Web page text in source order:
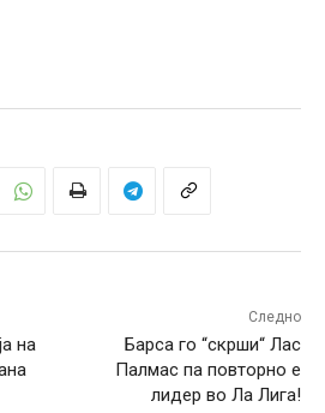
на
Следно
Барса го “скрши“ Лас
Палмас па повторно е
лидер во Ла Лига!